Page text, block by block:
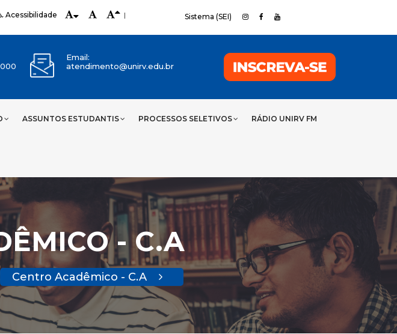
Acessibilidade | Sistema (SEI)
Email:
atendimento@unirv.edu.br
ASSUNTOS ESTUDANTIS PROCESSOS SELETIVOS RÁDIO UNIRV FM
- C.A
Centro Acadêmico - C.A